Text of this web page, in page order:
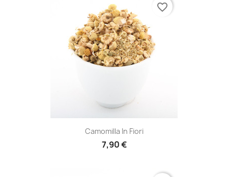
Camomilla In Fiori
7,90 €
favorite_border